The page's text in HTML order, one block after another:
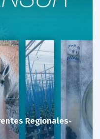
Regionales-